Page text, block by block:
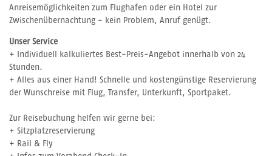
Anreisemöglichkeiten zum Flughafen oder ein Hotel zur
Zwischenübernachtung - kein Problem, Anruf genügt.
Unser Service
+ Individuell kalkuliertes Best-Preis-Angebot innerhalb von 24
Stunden.
+ Alles aus einer Hand! Schnelle und kostengünstige Reservierung
der Wunschreise mit Flug, Transfer, Unterkunft, Sportpaket.
Zur Reisebuchung helfen wir gerne bei:
+ Sitzplatzreservierung
+ Rail & Fly